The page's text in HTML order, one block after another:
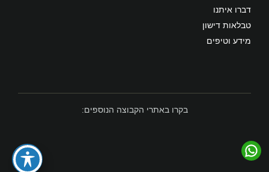
דברו איתנו
טבלאות דישון
מידע וטיפים
בקרו באתרי הקבוצה הנוספים: